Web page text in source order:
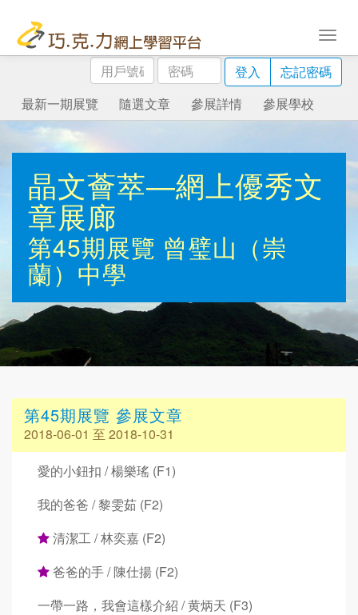
用
戶
號
碼
密
碼
登入
忘記密碼
最新一期展覽
隨選文章 參展詳情 參展學校
晶文薈萃—網上優秀文
章展廊
第45期展覽 曾璧山（崇
蘭）中學
第45期展覽 參展文章
2018-06-01 至 2018-10-31
愛的小鈕扣 / 楊樂瑤 (F1)
我的爸爸 / 黎雯茹 (F2)
清潔工 / 林奕嘉 (F2)
爸爸的手 / 陳仕揚 (F2)
一帶一路，我會這樣介紹 / 黄炳天 (F3)